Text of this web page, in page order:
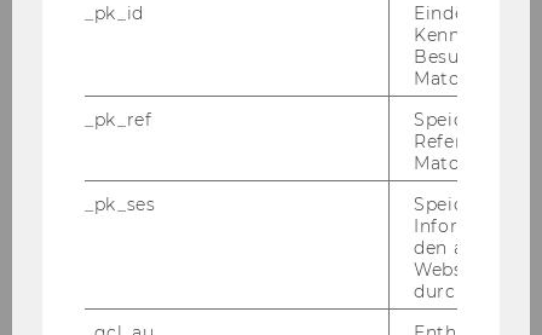
ver­si­tät Wien, wo er im Jahr 2001 pro­mo­vier­te.
Be­reits 1996 star­te­te Win­ner seine wis­sen­
schaft­li­che Kar­rie­re als Uni­ver­si­täts­as­sis­tent an
der WU im Un­ter­neh­mens­recht bei Univ. Prof.
Dr. Peter Do­ralt. Einen wei­te­ren Kar­rie­re­schritt
setz­te Win­ner von 2002 bis 2005 als APART-​
Stipendiat der Ös­ter­rei­chi­schen Aka­de­mie der
Wis­sen­schaf­ten für das Ha­bi­li­ta­ti­ons­pro­jekt
„Wert und Preis im Zi­vil­recht“, wel­ches er 2007
er­folg­reich ab­schloss. Seit 2009 lei­tet er an der
WU die Ab­tei­lung für Informations-​ und Im­ma­
_pk_id
Eindeutige
Besuchers
Matomo.
_pk_ref
Speicherung
Referrers
Matomo.
_pk_ses
Speicherung
den aktuellen
durch